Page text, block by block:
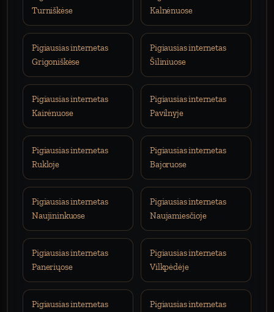
Turniškėse
Kalnėnuose
Pigiausias internetas
Grigoniškėse
Pigiausias internetas
Šiliniuose
Pigiausias internetas
Kairėnuose
Pigiausias internetas
Pavilnyje
Pigiausias internetas
Rukloje
Pigiausias internetas
Bajoruose
Pigiausias internetas
Naujininkuose
Pigiausias internetas
Naujamiesčioje
Pigiausias internetas
Paneriųose
Pigiausias internetas
Vilkpėdėje
Pigiausias internetas
Pigiausias internetas